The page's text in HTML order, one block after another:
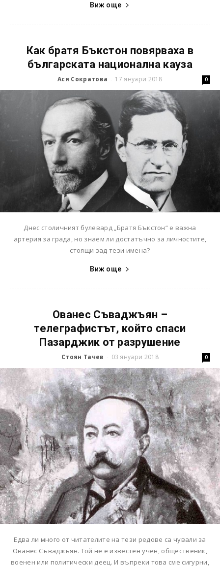
Виж още
Как братя Бъкстон повярваха в
българската национална кауза
Ася Сократова - 17 януари 2018 0
Днес столичният булевард „Братя Бъкстон“ е важна
артерия за града, но знаем ли достатъчно за личностите,
стоящи зад тези имена?
Виж още
Ованес Съваджъян –
телеграфистът, който спаси
Пазарджик от разрушение
Стоян Тачев - 03 януари 2018 0
Едва ли много от читателите на тези редове са чували за
Ованес Съваджъян. Той не е известен учен, общественик,
военен или политически деец. И въпреки това сме сигурни,